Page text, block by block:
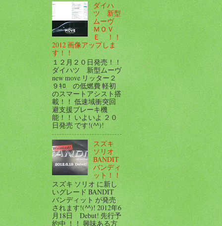
ダイハ
ツ 新型
ムーヴ
ＭＯＶ
Ｅ ！！
2012 画像アップしま
す！！
１２月２０日発売！！
ダイハツ 新型ムーヴ
new move リッター２
９ｷﾛ の低燃費 軽初
のスマートアシスト搭
載！！ 低速域衝突回
避支援ブレーキ機
能！！ いよいよ ２０
日発売 です!(^^)!
スズキ
ソリオ
BANDIT
バンディ
ット！！
スズキ ソリオ に新し
いグレード BANDIT
バンディット が発売
されます!(^^)! 2012年6
月18日 Debut! 先行予
約中 ！！ 興味ある方